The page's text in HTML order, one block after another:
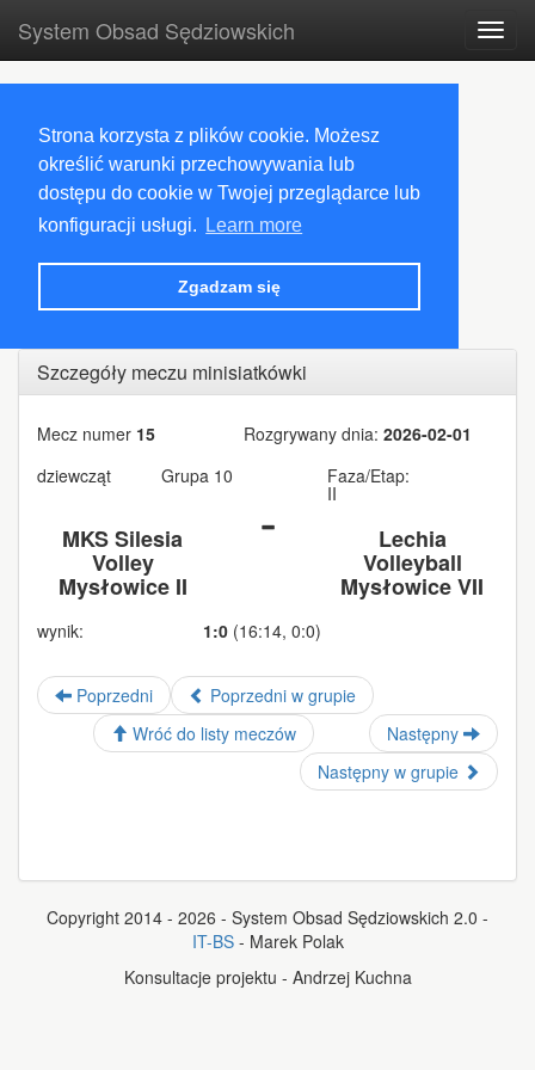
Strona korzysta z plików cookie. Możesz
określić warunki przechowywania lub
dostępu do cookie w Twojej przeglądarce lub
konfiguracji usługi.
Learn more
Zgadzam się
System Obsad Sędziowskich
Szczegóły meczu minisiatkówki
Mecz numer 15 Rozgrywany dnia:2026-02-01
dziewcząt
Grupa 10 Faza/Etap:
II
MKS Silesia
Volley
Mysłowice II
Lechia
Volleyball
Mysłowice VII
wynik: 1:0(16:14, 0:0)
Poprzedni
Poprzedni w grupie
Wróć do listy meczów
Następny
Następny w grupie
Copyright 2014 - 2026 - System Obsad Sędziowskich 2.0 -
IT-BS- Marek Polak
Konsultacje projektu - Andrzej Kuchna